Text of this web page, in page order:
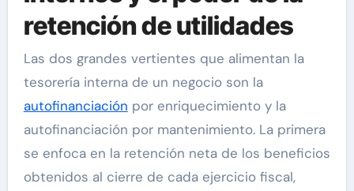
retención de utilidades
Las dos grandes vertientes que alimentan la
tesorería interna de un negocio son la
autofinanciación por enriquecimiento y la
autofinanciación por mantenimiento. La primera
se enfoca en la retención neta de los beneficios
obtenidos al cierre de cada ejercicio fiscal,